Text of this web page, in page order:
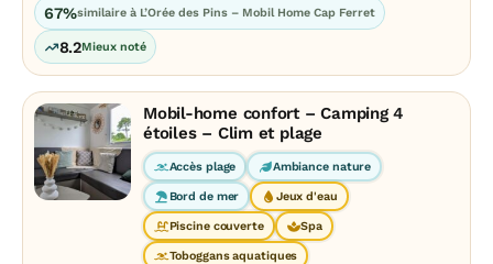
67%similaire à L’Orée des Pins – Mobil Home Cap Ferret
8.2Mieux noté
Mobil-home confort – Camping 4
étoiles – Clim et plage
Accès plage Ambiance nature
Bord de mer Jeux d'eau
Piscine couverte Spa
Toboggans aquatiques